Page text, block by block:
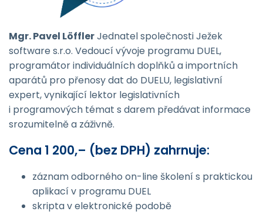
Mgr. Pavel LöfflerJednatel společnosti Ježek
software s.r.o. Vedoucí vývoje programu DUEL,
programátor individuálních doplňků a importních
aparátů pro přenosy dat do DUELU, legislativní
expert, vynikající lektor legislativních
i programových témat s darem předávat informace
srozumitelně a záživně.
Cena 1 200,– (bez DPH) zahrnuje:
záznam odborného on-line školení s praktickou
aplikací v programu DUEL
skripta v elektronické podobě